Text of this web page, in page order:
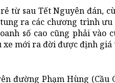
từ sau Tết Nguyên đán,
ra các chương trình
số cao cũng phải
mới ra đời được định
đường Phạm Hùng